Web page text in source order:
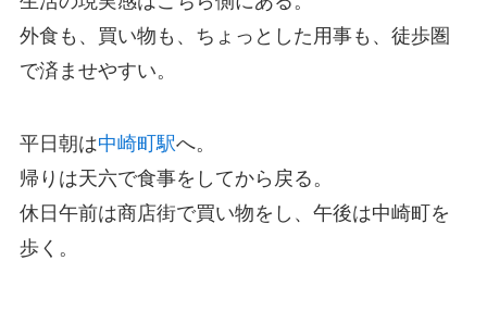
外食も、買い物も、ちょっとした用事も、徒歩圏
で済ませやすい。
平日朝は中崎町駅へ。
帰りは天六で食事をしてから戻る。
休日午前は商店街で買い物をし、午後は中崎町を
歩く。